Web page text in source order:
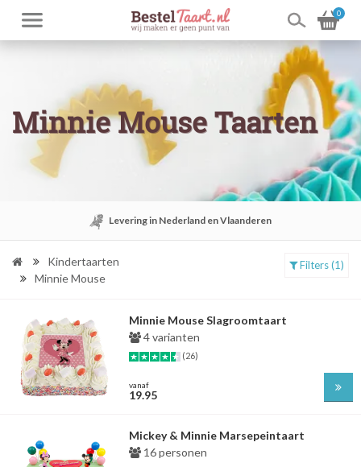
0
Minnie Mouse Taarten
Levering in Nederland en Vlaanderen
Kindertaarten
Minnie Mouse
Filters (1)
Minnie Mouse Slagroomtaart
4 varianten
(26)
vanaf
19.95
Mickey & Minnie Marsepeintaart
16 personen